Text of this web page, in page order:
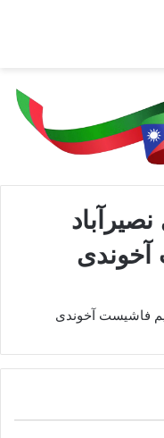
فاشیست آخوندی